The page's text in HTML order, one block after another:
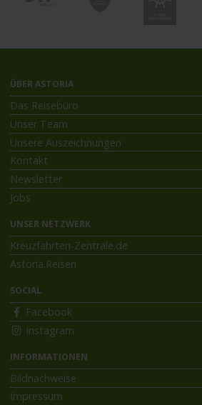
ÜBER ASTORIA
Das Reisebüro
Unser Team
Unsere Auszeichnungen
Kontakt
Newsletter
Jobs
UNSER NETZWERK
Kreuzfahrten-Zentrale.de
Astoria.Reisen
SOCIAL
Facebook
Instagram
INFORMATIONEN
Bildnachweise
Impressum